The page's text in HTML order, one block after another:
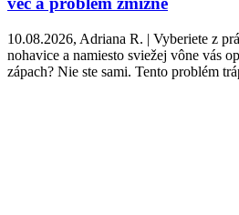
10.08.2026, Adriana R. | Vyberiete z
nohavice a namiesto sviežej vône vás
zápach? Nie ste sami. Tento problém